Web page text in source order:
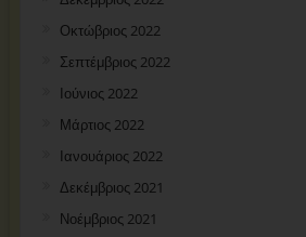
Οκτώβριος 2022
Σεπτέμβριος 2022
Ιούνιος 2022
Μάρτιος 2022
Ιανουάριος 2022
Δεκέμβριος 2021
Νοέμβριος 2021